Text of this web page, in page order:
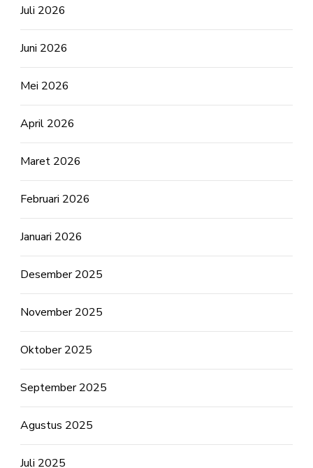
Juli 2026
Juni 2026
Mei 2026
April 2026
Maret 2026
Februari 2026
Januari 2026
Desember 2025
November 2025
Oktober 2025
September 2025
Agustus 2025
Juli 2025